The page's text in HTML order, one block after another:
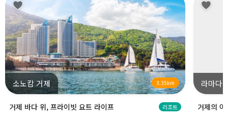
소노캄 거제 3.35km
거제 바다 위, 프라이빗 요트 라이프 리조트
라마다
거제의